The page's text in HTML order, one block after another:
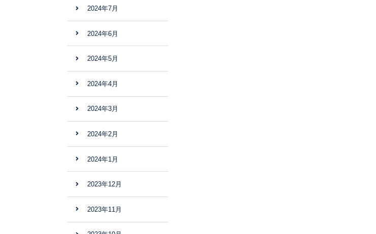
2024年7月
2024年6月
2024年5月
2024年4月
2024年3月
2024年2月
2024年1月
2023年12月
2023年11月